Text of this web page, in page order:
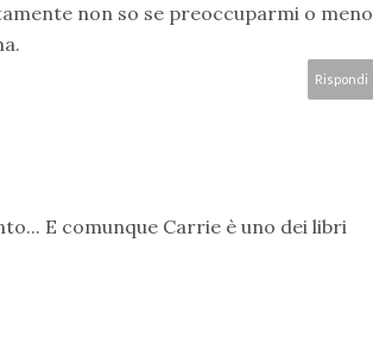
non so se preoccuparmi o meno
Rispondi
E comunque Carrie è uno dei libri